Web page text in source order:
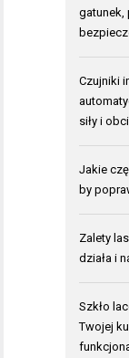
gatunek,
Czujniki
siły i
Jakie
by
Zalety
działa i
Szkło
Twojej